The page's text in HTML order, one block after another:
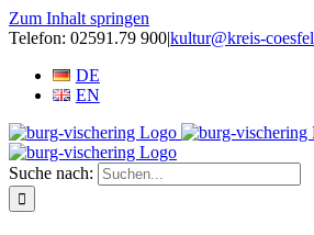
Zum Inhalt springen
Telefon: 02591.79 900|kultur@kreis-
DE
EN
Suche nach: